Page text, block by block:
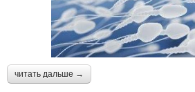
читать дальше →